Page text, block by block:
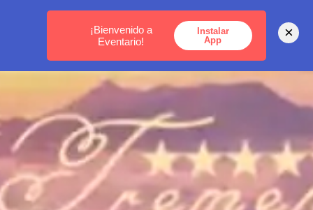
MEDELLÍN - BOGOTÁ - CARTAGENA
¡Bienvenido a
Eventario!
Instalar
App
×